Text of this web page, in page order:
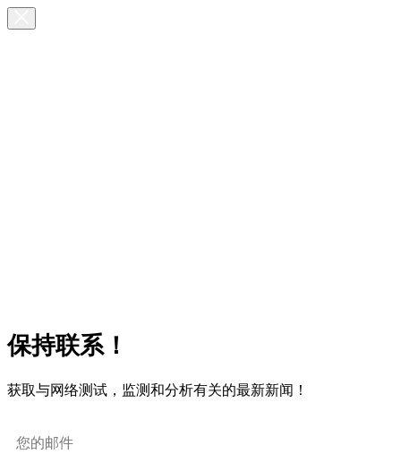
保持联系！
获取与网络测试，监测和分析有关的最新新闻！